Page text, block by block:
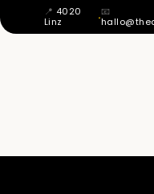
📍 4020
Linz
·📧